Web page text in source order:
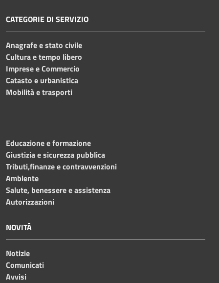
CATEGORIE DI SERVIZIO
Anagrafe e stato civile
Cultura e tempo libero
Imprese e Commercio
Catasto e urbanistica
Mobilità e trasporti
Educazione e formazione
Giustizia e sicurezza pubblica
Tributi,finanze e contravvenzioni
Ambiente
Salute, benessere e assistenza
Autorizzazioni
NOVITÀ
Notizie
Comunicati
Avvisi